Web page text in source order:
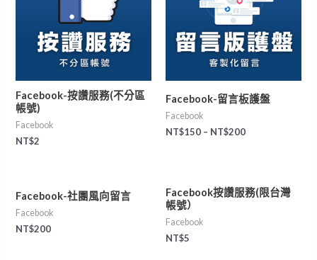
Facebook-按讚服務(不分區
帳號)
Facebook
NT$2
Facebook-留言板護盤
Facebook
NT$150 – NT$200
Facebook-社團風向留言
Facebook
NT$200
Facebook按讚服務(限台灣
帳號）
Facebook
NT$5